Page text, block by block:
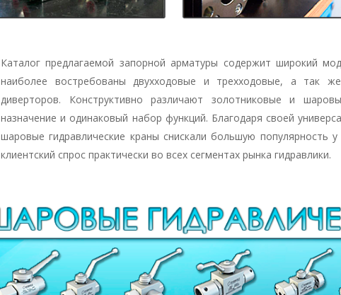
Каталог предлагаемой запорной арматуры содержит широкий
наиболее востребованы двухходовые и трехходовые, а так
диверторов. Конструктивно различают золотниковые и
назначение и одинаковый набор функций. Благодаря своей
шаровые гидравлические краны снискали большую популярность
клиентский спрос практически во всех сегментах рынка гидравлики.